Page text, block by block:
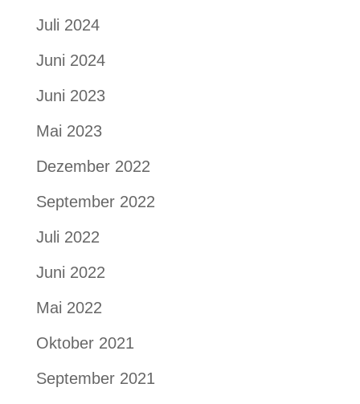
Juli 2024
Juni 2024
Juni 2023
Mai 2023
Dezember 2022
September 2022
Juli 2022
Juni 2022
Mai 2022
Oktober 2021
September 2021